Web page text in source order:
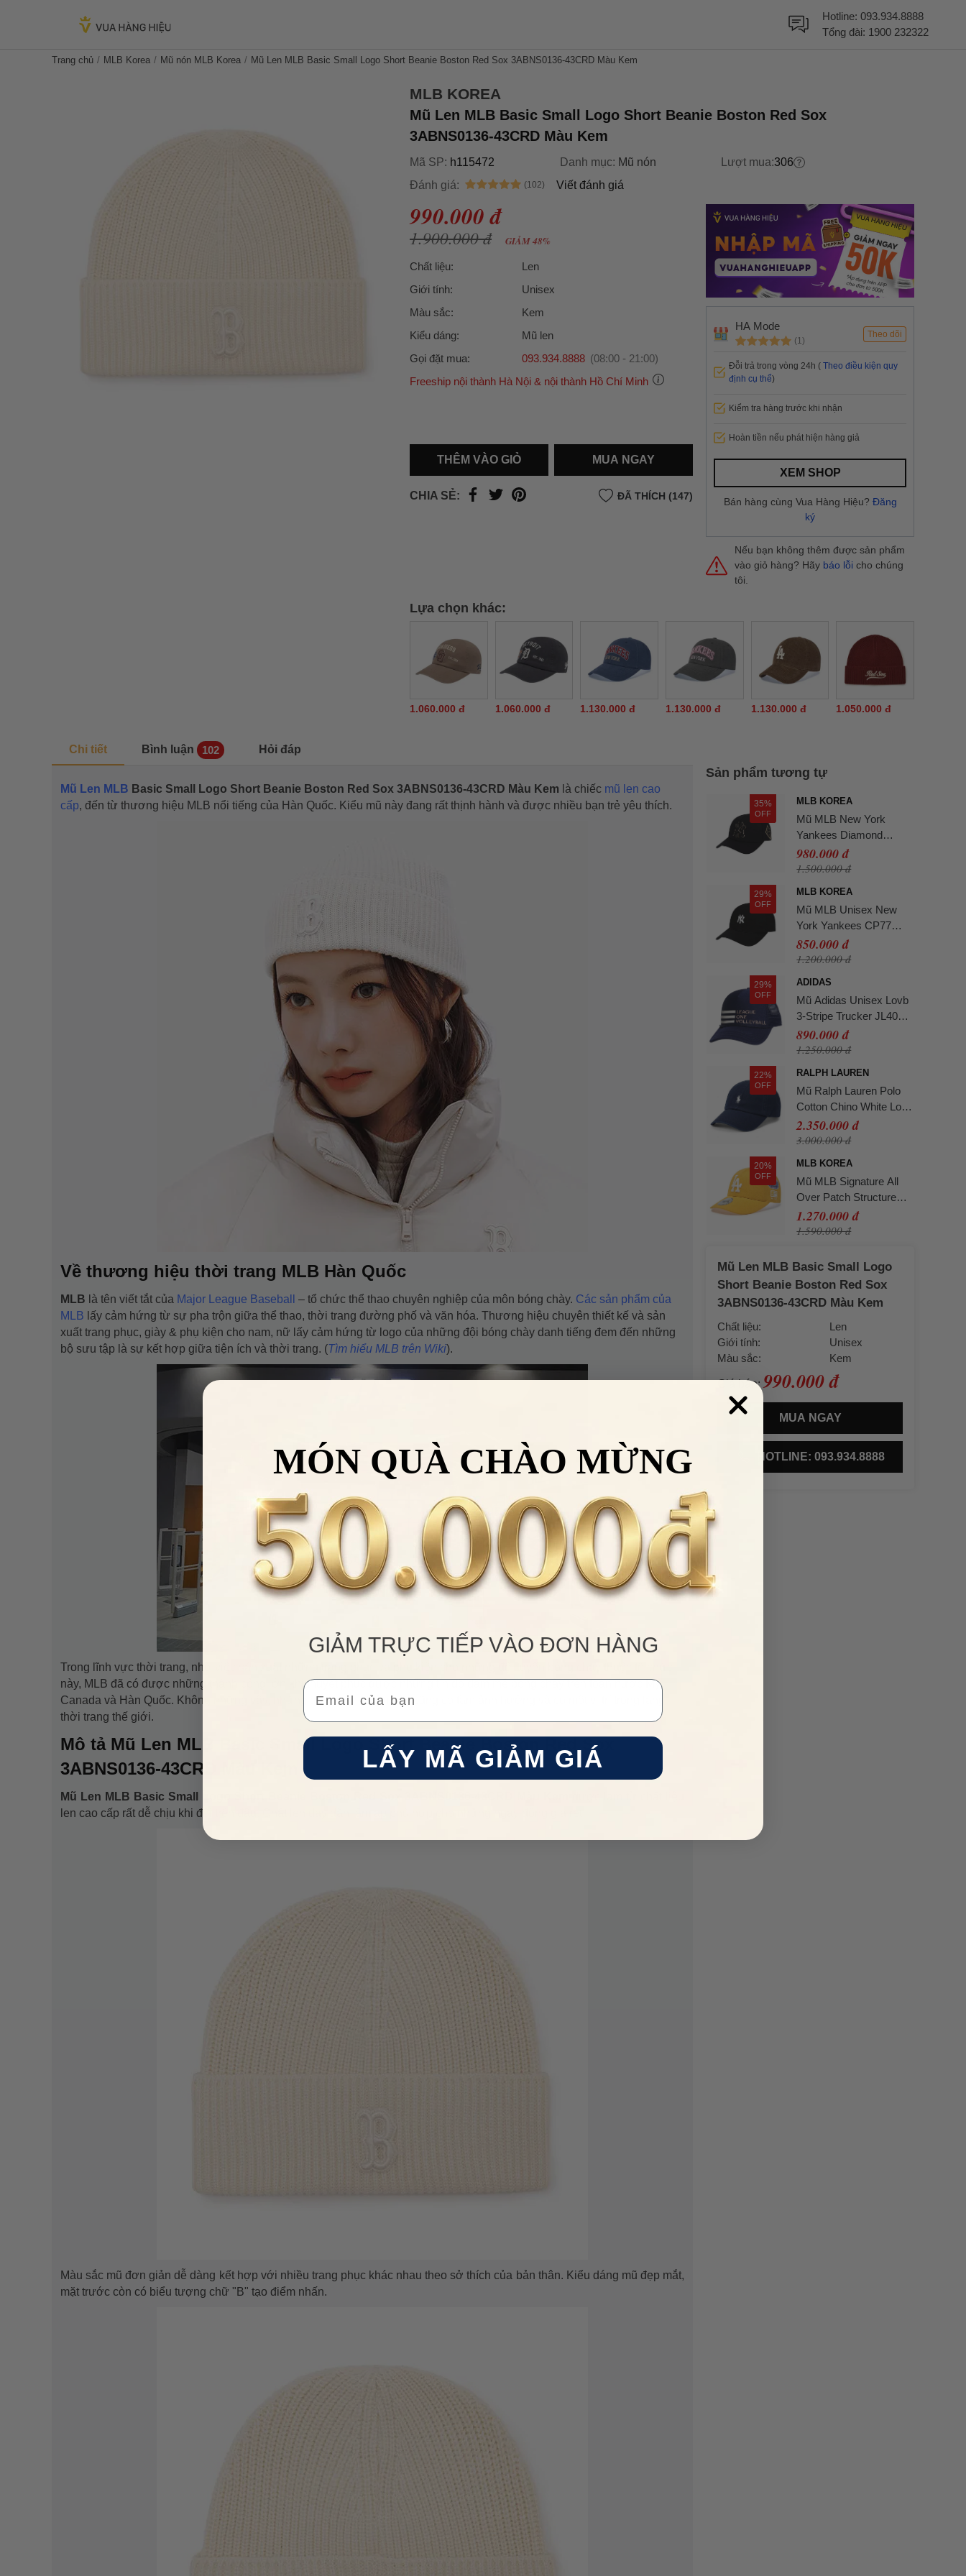
Hotline: 093.934.8888
Tổng đài: 1900 232322
Trang chủ MLB Korea Mũ nón MLB Korea Mũ Len MLB Basic Small Logo Short Beanie Boston Red Sox 3ABNS0136-43CRD Màu Kem
MLB KOREA
Mũ Len MLB Basic Small Logo Short Beanie Boston Red Sox
3ABNS0136-43CRD Màu Kem
Mã SP: h115472 Danh mục: Mũ nón Lượt mua:306
Đánh giá:
Viết đánh giá
990.000 đ
1.900.000 đ GIẢM 48%
Chất liệu:
Len
Giới tính:
Unisex
Màu sắc:
Kem
Kiểu dáng:
Mũ len
Gọi đặt mua:
093.934.8888 (08:00 - 21:00)
Freeship nội thành Hà Nội & nội thành Hồ Chí Minh
Hồ Chí Minh).
thành
Hồ Chí Minh, khách hàng muốn giao nhanh
trong ngày hoặc Đơn hàng giao hỏa tốc theo yêu cầu
THÊM VÀO GIỎ MUA NGAY
CHIA SẺ: ĐÃ THÍCH (147)
Lựa chọn khác:
1.060.000 đ 1.060.000 đ 1.130.000 đ 1.130.000 đ 1.130.000 đ 1.050.000 đ
Chi tiết Bình luận 102 Hỏi đáp
Mũ Len MLB Basic Small Logo Short Beanie Boston Red Sox 3ABNS0136-43CRD Màu Kem là chiếc mũ len cao
cấp, đến từ thương hiệu MLB nổi tiếng của Hàn Quốc. Kiểu mũ này đang rất thịnh hành và được nhiều bạn trẻ yêu thích.
Về thương hiệu thời trang MLB Hàn Quốc
MLB là tên viết tắt của Major League Baseball – tổ chức thể thao chuyên nghiệp của môn bóng chày. Các sản phẩm của
MLB lấy cảm hứng từ sự pha trộn giữa thể thao, thời trang đường phố và văn hóa. Thương hiệu chuyên thiết kế và sản
xuất trang phục, giày & phụ kiện cho nam, nữ lấy cảm hứng từ logo của những đội bóng chày danh tiếng đem đến những
bộ sưu tập là sự kết hợp giữa tiện ích và thời trang. (Tìm hiểu MLB trên Wiki).
Trong lĩnh vực thời trang, nhờ việc sản xuất những trang phục và phụ kiện cho những đội tuyển bóng chày thuộc tổ chức
này, MLB đã có được những thành công lớn khi thuyết phục được những tín đồ đam mê bóng chày trên toàn nước Mỹ,
Canada và Hàn Quốc. Không những vậy, những dòng sản phẩm này cũng có tầm ảnh hưởng và có một vị trí trong làng
thời trang thế giới.
Mô tả Mũ Len MLB Basic Small Logo Short Beanie Boston Red Sox
3ABNS0136-43CRD Màu Kem
Mũ Len MLB Basic Small Logo Short Beanie Boston Red Sox 3ABNS0136-43CRD Màu Kem
len cao cấp rất dễ chịu khi đội trên đầu. Chất len dày dặn, ấm áp phù hợp cho những ngày đông giá rét.
Màu sắc mũ đơn giản dễ dàng kết hợp với nhiều trang phục khác nhau theo sở thích của bản thân. Kiểu dáng mũ đẹp mắt,
mặt trước còn có biểu tượng chữ "B" tạo điểm nhấn.
Sản phẩm tương tự
35%
OFF
MLB KOREA
Mũ MLB New York
Yankees Diamond
Adjustable Hat In Black
980.000 đ
1.500.000 đ
29%
OFF
MLB KOREA
Mũ MLB Unisex New
York Yankees CP77
Màu Đen -
3ACP7701NK0010
850.000 đ
1.200.000 đ
29%
OFF
ADIDAS
Mũ Adidas Unisex Lovb
3-Stripe Trucker JL4037
Màu Xanh Navy
890.000 đ
1.250.000 đ
22%
OFF
RALPH LAUREN
Mũ Ralph Lauren Polo
Cotton Chino White Logo
Indigo 658171-IDG Màu
Xanh Đậm
2.350.000 đ
3.000.000 đ
20%
OFF
MLB KOREA
Mũ MLB Signature All
Over Patch Structure
Ball Cap LA
3ACPB316N-07MSS
1.270.000 đ
1.590.000 đ
Mũ Len MLB Basic Small Logo
Short Beanie Boston Red Sox
3ABNS0136-43CRD Màu Kem
Chất liệu:
Len
Giới tính:
Unisex
Màu sắc:
Kem
Giá bán: 990.000 đ
MUA NGAY
HOTLINE: 093.934.8888
HA Mode
(1)
Theo dõi
Đỗi trả trong vòng 24h ( Theo điều kiện quy
định cụ thể)
Kiểm tra hàng trước khi nhận
Hoàn tiền nếu phát hiện hàng giả
XEM SHOP
Bán hàng cùng Vua Hàng Hiệu? Đăng
ký
Nếu bạn không thêm được sản phẩm
vào giỏ hàng? Hãy báo lỗi cho chúng
tôi.
MÓN QUÀ CHÀO MỪNG
GIẢM TRỰC TIẾP VÀO ĐƠN HÀNG
Email
LẤY MÃ GIẢM GIÁ